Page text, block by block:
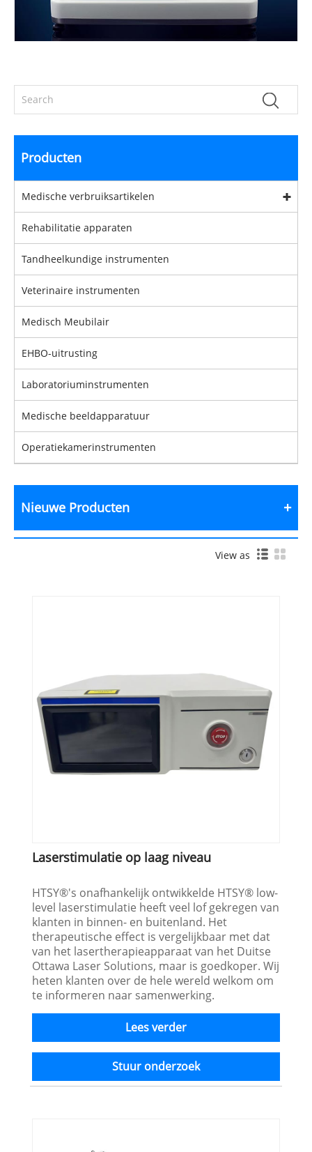
Producten
Medische verbruiksartikelen
Rehabilitatie apparaten
Tandheelkundige instrumenten
Veterinaire instrumenten
Medisch Meubilair
EHBO-uitrusting
Laboratoriuminstrumenten
Medische beeldapparatuur
Operatiekamerinstrumenten
Nieuwe Producten
View as
Laserstimulatie op laag niveau
HTSY®'s onafhankelijk ontwikkelde HTSY® low-
level laserstimulatie heeft veel lof gekregen van
klanten in binnen- en buitenland. Het
therapeutische effect is vergelijkbaar met dat
van het lasertherapieapparaat van het Duitse
Ottawa Laser Solutions, maar is goedkoper. Wij
heten klanten over de hele wereld welkom om
te informeren naar samenwerking.
Lees verder
Stuur onderzoek